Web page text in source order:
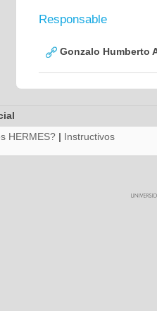
Responsable
Gonzalo Humberto
HERMES? | Instructivos